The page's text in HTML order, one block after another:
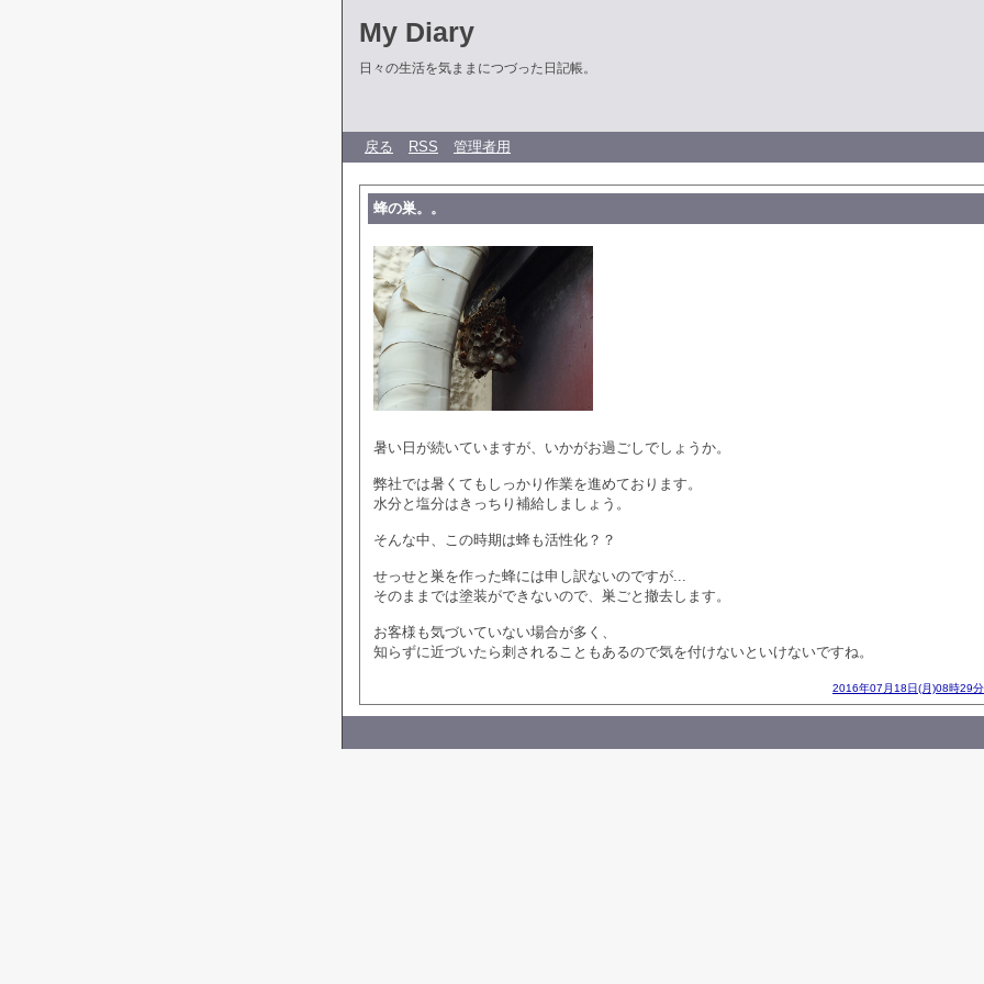
My Diary
日々の生活を気ままにつづった日記帳。
戻る RSS 管理者用
蜂の巣。。
暑い日が続いていますが、いかがお過ごしでしょうか。
弊社では暑くてもしっかり作業を進めております。
水分と塩分はきっちり補給しましょう。
そんな中、この時期は蜂も活性化？？
せっせと巣を作った蜂には申し訳ないのですが...
そのままでは塗装ができないので、巣ごと撤去します。
お客様も気づいていない場合が多く、
知らずに近づいたら刺されることもあるので気を付けないといけないですね。
2016年07月18日(月)08時29分